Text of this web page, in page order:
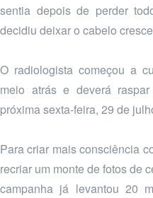
sentia depois de perder
decidiu deixar o cabelo
O radiologista começou a
meio atrás e deverá
próxima sexta-feira, 29 de
Para criar mais consciência
recriar um monte de fotos de
campanha já levantou 20